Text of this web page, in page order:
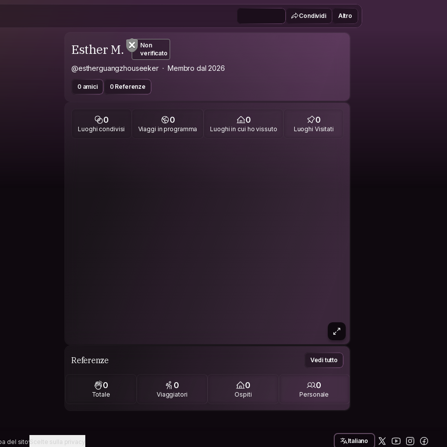
Condividi Altro
Esther M.
Non
verificato
@estherguangzhouseeker Membro dal 2026
0 amici 0 Referenze
0
Luoghi condivisi
0
Viaggi in programma
0
Luoghi in cui ho vissuto
0
Luoghi Visitati
Referenze Vedi tutto
0
Totale
0
Viaggiatori
0
Ospiti
0
Personale
del sitoScelte sulla privacy Italiano